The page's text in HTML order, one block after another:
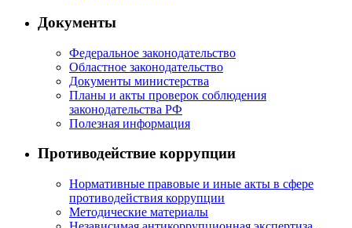
Документы
Федеральное законодательство
Областное законодательство
Документы министерства
Планы и акты проверок соблюдения
законодательства РФ
Полезная информация
Противодействие коррупции
Нормативные правовые и иные акты в сфере
противодействия коррупции
Методические материалы